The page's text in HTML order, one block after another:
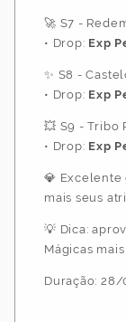
🚀 S7 -
• Drop: Exp
✨ S8 -
• Drop: Exp
💥 S9 - Tribo
• Drop: Exp
💎
mais seus
💡 Dica:
Mágicas
Duração: 28/